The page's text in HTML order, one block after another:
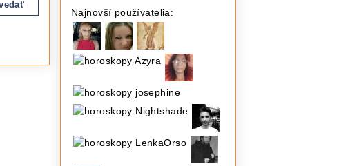
Najnovší používatelia: